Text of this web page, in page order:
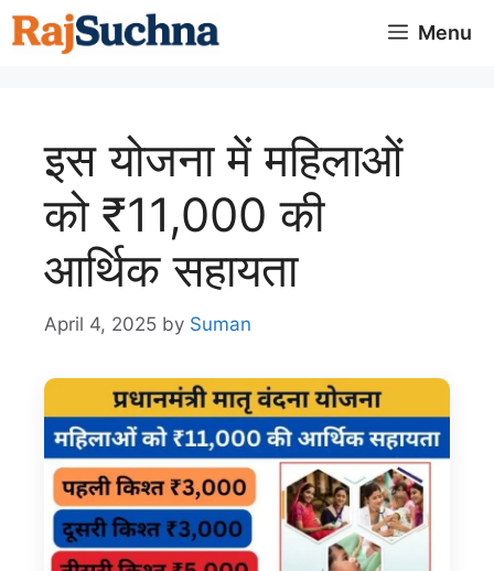
Skip
to
Menu
इस योजना में महिलाओं
को ₹11,000 की
आर्थिक सहायता
April 4, 2025 by Suman